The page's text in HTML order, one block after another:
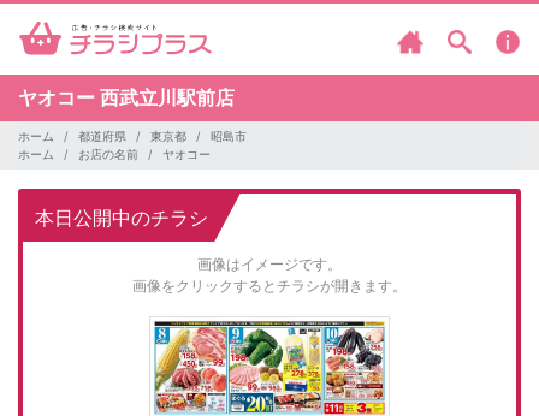
ヤオコー 西武立川駅前店
ホーム 都道府県 東京都
昭島市
ホーム
お店の名前 ヤオコー
本日公開中のチラシ
画像はイメージです。
画像をクリックするとチラシが開きます。